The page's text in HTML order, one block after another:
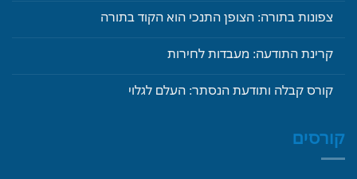
צפונות בתורה: הצופן התנכי הוא הקוד בתורה
קרינת התודעה: מעבדות לחירות
קורס קבלה ותודעת הנסתר: העלם לגלוי
קורסים